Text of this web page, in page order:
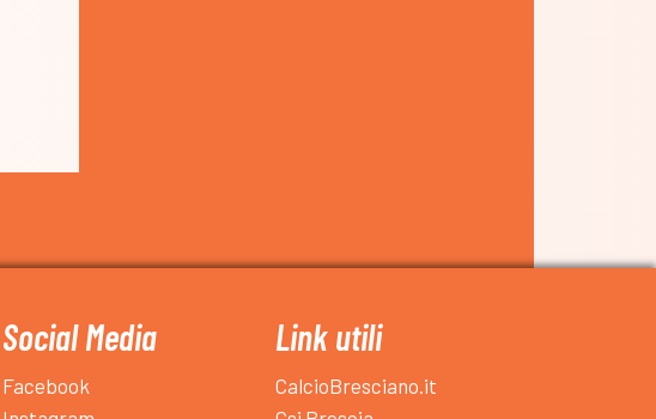
Social Media
Facebook
Link utili
CalcioBresciano.it